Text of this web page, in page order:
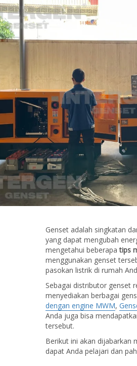
Genset adalah singkatan
yang dapat mengubah
mengetahui beberapatips
menggunakan genset
pasokan listrik di rumah
Sebagai distributor genset
menyediakan berbagai
dengan engine MWM,
Anda juga bisa
tersebut.
Berikut ini akan dijabarkan
dapat Anda pelajari dan